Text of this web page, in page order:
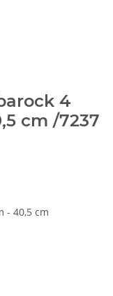
4
cm /7237
- 40,5 cm